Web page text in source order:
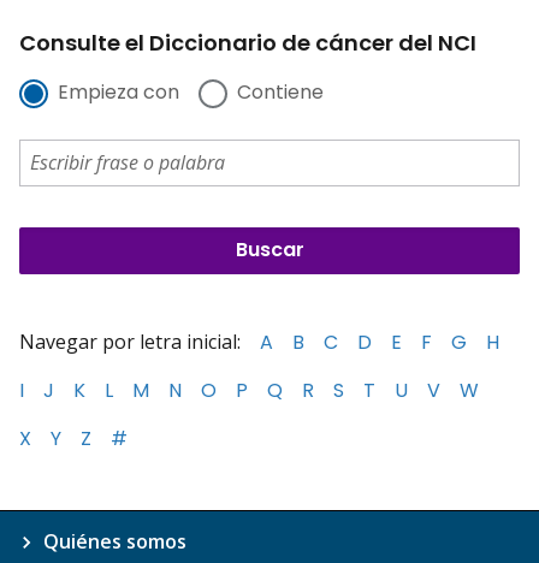
Consulte el Diccionario de cáncer del NCI
Empieza con Contiene
Navegar por letra inicial: A B C D E F G
H
I
J K L M N O P Q R S T U V
W
X
Y Z #
Quiénes somos